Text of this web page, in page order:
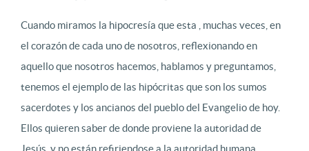
Cuando miramos la hipocresía que esta , muchas veces, en
el corazón de cada uno de nosotros, reflexionando en
aquello que nosotros hacemos, hablamos y preguntamos,
tenemos el ejemplo de las hipócritas que son los sumos
sacerdotes y los ancianos del pueblo del Evangelio de hoy.
Ellos quieren saber de donde proviene la autoridad de
Jesús, y no están refiriendose a la autoridad humana,